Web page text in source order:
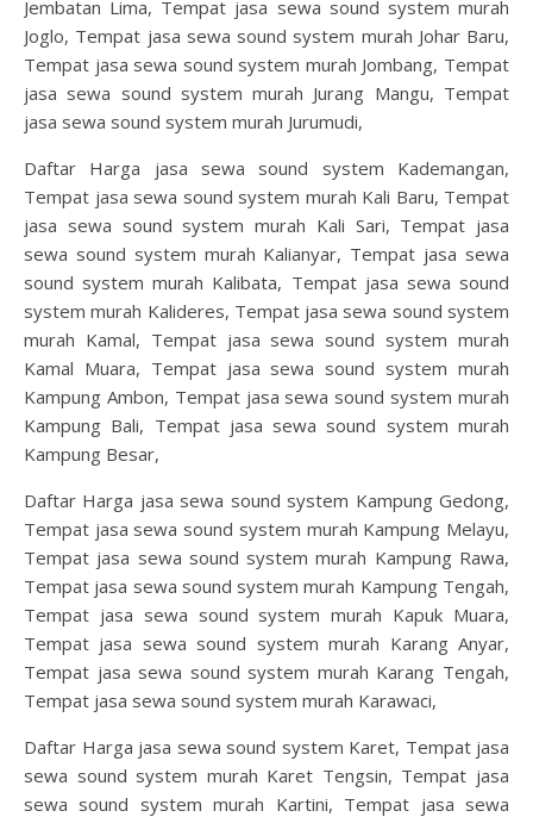
Jembatan Lima, Tempat jasa sewa sound system murah
Joglo, Tempat jasa sewa sound system murah Johar Baru,
Tempat jasa sewa sound system murah Jombang, Tempat
jasa sewa sound system murah Jurang Mangu, Tempat
jasa sewa sound system murah Jurumudi,
Daftar Harga jasa sewa sound system Kademangan,
Tempat jasa sewa sound system murah Kali Baru, Tempat
jasa sewa sound system murah Kali Sari, Tempat jasa
sewa sound system murah Kalianyar, Tempat jasa sewa
sound system murah Kalibata, Tempat jasa sewa sound
system murah Kalideres, Tempat jasa sewa sound system
murah Kamal, Tempat jasa sewa sound system murah
Kamal Muara, Tempat jasa sewa sound system murah
Kampung Ambon, Tempat jasa sewa sound system murah
Kampung Bali, Tempat jasa sewa sound system murah
Kampung Besar,
Daftar Harga jasa sewa sound system Kampung Gedong,
Tempat jasa sewa sound system murah Kampung Melayu,
Tempat jasa sewa sound system murah Kampung Rawa,
Tempat jasa sewa sound system murah Kampung Tengah,
Tempat jasa sewa sound system murah Kapuk Muara,
Tempat jasa sewa sound system murah Karang Anyar,
Tempat jasa sewa sound system murah Karang Tengah,
Tempat jasa sewa sound system murah Karawaci,
Daftar Harga jasa sewa sound system Karet, Tempat jasa
sewa sound system murah Karet Tengsin, Tempat jasa
sewa sound system murah Kartini, Tempat jasa sewa